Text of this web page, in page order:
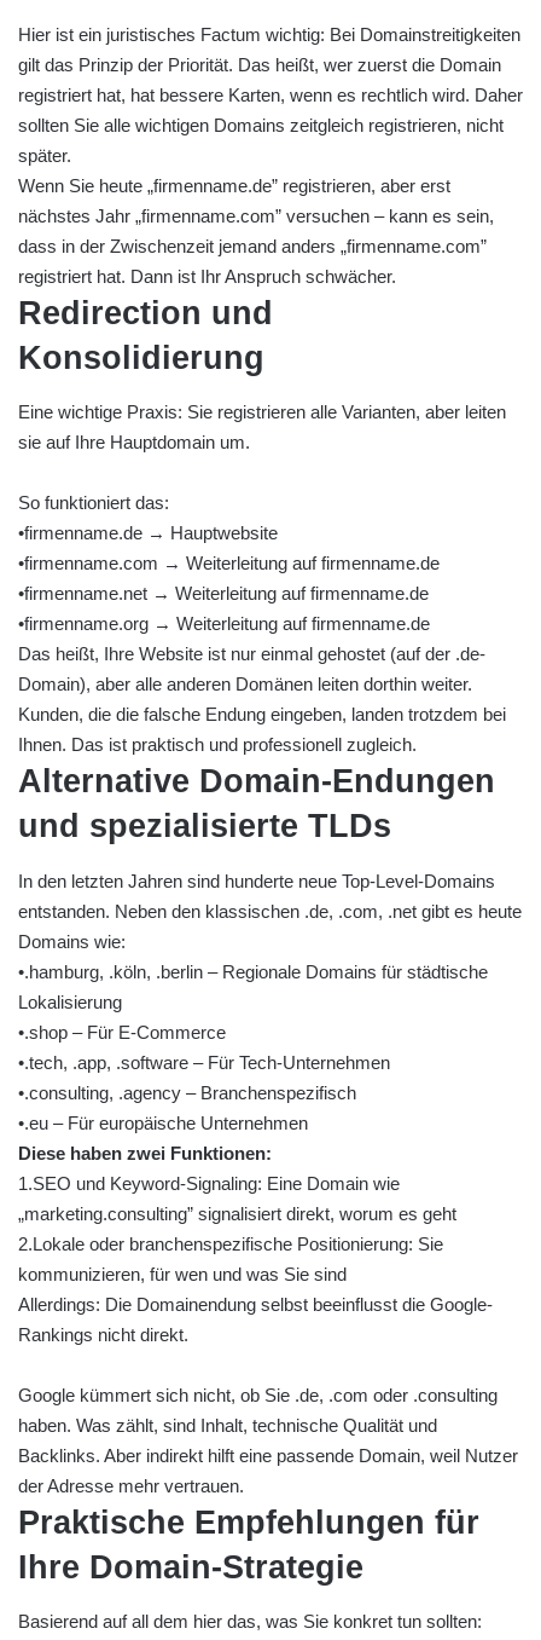
Hier ist ein juristisches Factum wichtig: Bei Domainstreitigkeiten
gilt das Prinzip der Priorität. Das heißt, wer zuerst die Domain
registriert hat, hat bessere Karten, wenn es rechtlich wird. Daher
sollten Sie alle wichtigen Domains zeitgleich registrieren, nicht
später.
Wenn Sie heute „firmenname.de” registrieren, aber erst
nächstes Jahr „firmenname.com” versuchen – kann es sein,
dass in der Zwischenzeit jemand anders „firmenname.com”
registriert hat. Dann ist Ihr Anspruch schwächer.
Redirection und
Konsolidierung
Eine wichtige Praxis: Sie registrieren alle Varianten, aber leiten
sie auf Ihre Hauptdomain um.
So funktioniert das:
•firmenname.de → Hauptwebsite
•firmenname.com → Weiterleitung auf firmenname.de
•firmenname.net → Weiterleitung auf firmenname.de
•firmenname.org → Weiterleitung auf firmenname.de
Das heißt, Ihre Website ist nur einmal gehostet (auf der .de-
Domain), aber alle anderen Domänen leiten dorthin weiter.
Kunden, die die falsche Endung eingeben, landen trotzdem bei
Ihnen. Das ist praktisch und professionell zugleich.
Alternative Domain-Endungen
und spezialisierte TLDs
In den letzten Jahren sind hunderte neue Top-Level-Domains
entstanden. Neben den klassischen .de, .com, .net gibt es heute
Domains wie:
•.hamburg, .köln, .berlin – Regionale Domains für städtische
Lokalisierung
•.shop – Für E-Commerce
•.tech, .app, .software – Für Tech-Unternehmen
•.consulting, .agency – Branchenspezifisch
•.eu – Für europäische Unternehmen
Diese haben zwei Funktionen:
1.SEO und Keyword-Signaling: Eine Domain wie
„marketing.consulting” signalisiert direkt, worum es geht
2.Lokale oder branchenspezifische Positionierung: Sie
kommunizieren, für wen und was Sie sind
Allerdings: Die Domainendung selbst beeinflusst die Google-
Rankings nicht direkt.
Google kümmert sich nicht, ob Sie .de, .com oder .consulting
haben. Was zählt, sind Inhalt, technische Qualität und
Backlinks. Aber indirekt hilft eine passende Domain, weil Nutzer
der Adresse mehr vertrauen.
Praktische Empfehlungen für
Ihre Domain-Strategie
Basierend auf all dem hier das, was Sie konkret tun sollten: